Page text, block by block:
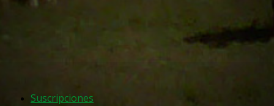
Suscripciones